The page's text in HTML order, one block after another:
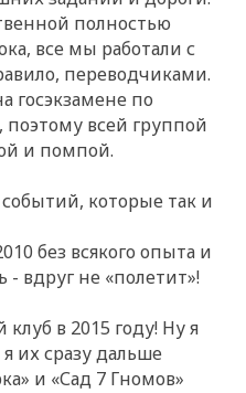
полностью
все мы работали с
переводчиками.
госэкзамене по
поэтому всей группой
и помпой.
которые так и
без всякого опыта и
- вдруг не «полетит»!
в 2015 году! Ну я
их сразу дальше
и «Сад 7 Гномов»